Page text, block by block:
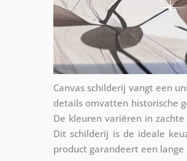
Canvas schilderij vangt een
details omvatten historische
De kleuren variëren in
Dit schilderij is de ideale
product garandeert een